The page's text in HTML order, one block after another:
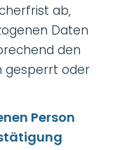
ab,
Daten
den
gesperrt oder
Person